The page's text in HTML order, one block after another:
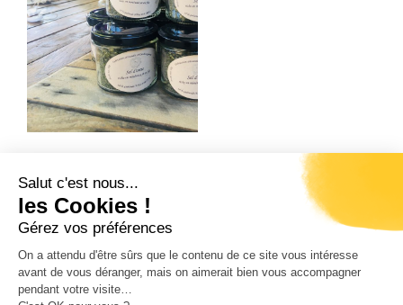
Salut c'est nous...
les Cookies !
Gérez vos préférences
On a attendu d'être sûrs que le contenu de ce site vous intéresse
avant de vous déranger, mais on aimerait bien vous accompagner
pendant votre visite…
Précédent
U PONTU L’ALBITRU